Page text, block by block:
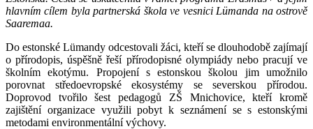
hlavním cílem byla partnerská škola ve vesnici Lümanda na ostrově
Saaremaa.
Do estonské Lümandy odcestovali žáci, kteří se dlouhodobě zajímají
o přírodopis, úspěšně řeší přírodopisné olympiády nebo pracují ve
školním ekotýmu. Propojení s estonskou školou jim umožnilo
porovnat středoevropské ekosystémy se severskou přírodou.
Doprovod tvořilo šest pedagogů ZŠ Mnichovice, kteří kromě
zajištění organizace využili pobyt k seznámení se s estonskými
metodami environmentální výchovy.